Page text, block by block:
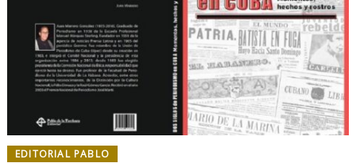
EDITORIAL PABLO